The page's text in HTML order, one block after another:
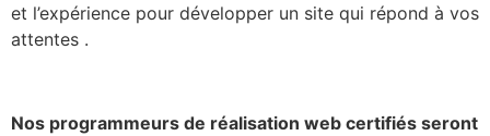
et l’expérience pour développer un site qui répond à vos
attentes .
Nos programmeurs de réalisation web certifiés seront